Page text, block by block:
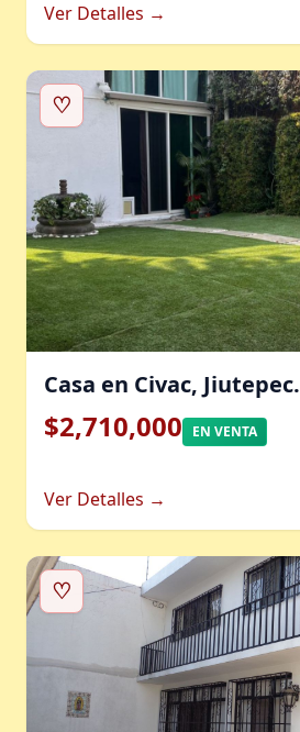
Ver Detalles →
♡
Casa en Civac, Jiutepec.
$2,710,000 EN VENTA
Ver Detalles →
♡